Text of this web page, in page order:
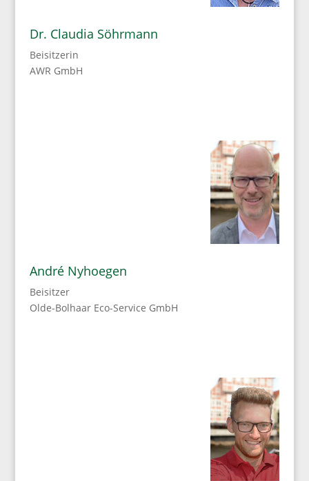
Dr. Claudia Söhrmann
Beisitzerin
AWR GmbH
André Nyhoegen
Beisitzer
Olde-Bolhaar Eco-Service GmbH